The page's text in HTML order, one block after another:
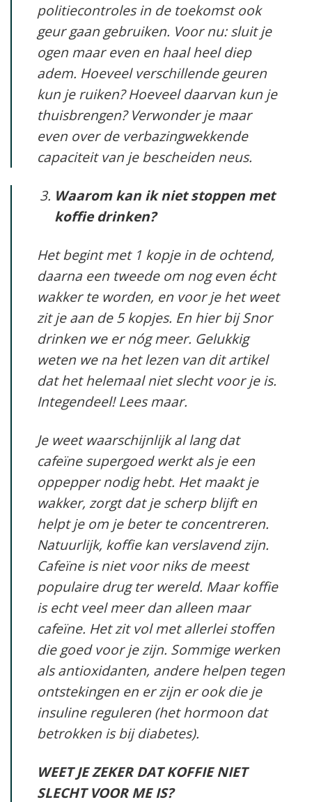
politiecontroles in de toekomst ook
geur gaan gebruiken. Voor nu: sluit je
ogen maar even en haal heel diep
adem. Hoeveel verschillende geuren
kun je ruiken? Hoeveel daarvan kun je
thuisbrengen? Verwonder je maar
even over de verbazingwekkende
capaciteit van je bescheiden neus.
Waarom kan ik niet stoppen met
koffie drinken?
Het begint met 1 kopje in de ochtend,
daarna een tweede om nog even écht
wakker te worden, en voor je het weet
zit je aan de 5 kopjes. En hier bij Snor
drinken we er nóg meer. Gelukkig
weten we na het lezen van dit artikel
dat het helemaal niet slecht voor je is.
Integendeel! Lees maar.
Je weet waarschijnlijk al lang dat
cafeïne supergoed werkt als je een
oppepper nodig hebt. Het maakt je
wakker, zorgt dat je scherp blijft en
helpt je om je beter te concentreren.
Natuurlijk, koffie kan verslavend zijn.
Cafeïne is niet voor niks de meest
populaire drug ter wereld. Maar koffie
is echt veel meer dan alleen maar
cafeïne. Het zit vol met allerlei stoffen
die goed voor je zijn. Sommige werken
als antioxidanten, andere helpen tegen
ontstekingen en er zijn er ook die je
insuline reguleren (het hormoon dat
betrokken is bij diabetes).
WEET JE ZEKER DAT KOFFIE NIET
SLECHT VOOR ME IS?